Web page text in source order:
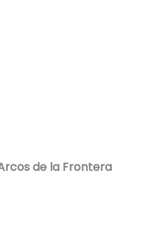
de la Frontera